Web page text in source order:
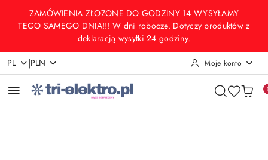
Przejdź do treści głównej
Przejdź do wyszukiwarki
Przejdź do moje konto
Przejdź do menu głównego
Przejdź do opisu produktu
Przejdź do stopki
ZAMÓWIENIA ZŁOZONE DO GODZINY 14 WYSYŁAMY
TEGO SAMEGO DNIA!!! W dni robocze. Dotyczy produktów z
deklaracją wysyłki 24 godziny.
PL |PLN Moje konto